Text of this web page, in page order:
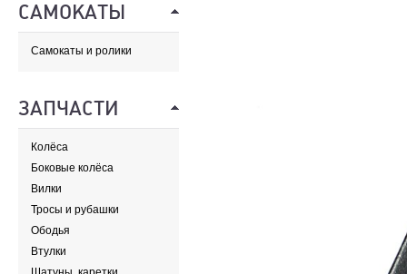
САМОКАТЫ
Самокаты и ролики
ЗАПЧАСТИ
Колёса
Боковые колёса
Вилки
Тросы и рубашки
Ободья
Втулки